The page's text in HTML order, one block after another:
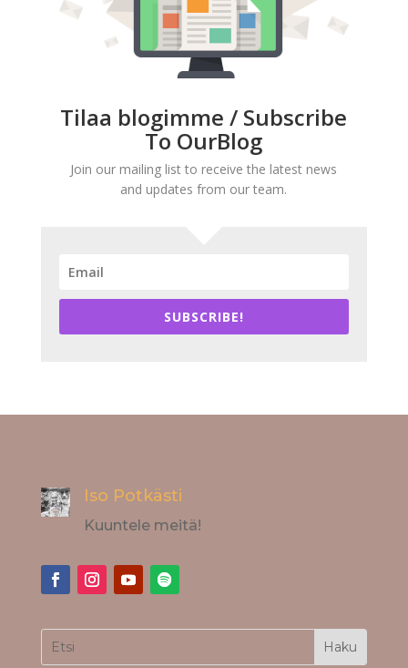
Tilaa blogimme / Subscribe
To OurBlog
Join our mailing list to receive the latest news
and updates from our team.
SUBSCRIBE!
Iso Potkästi
Kuuntele meitä!